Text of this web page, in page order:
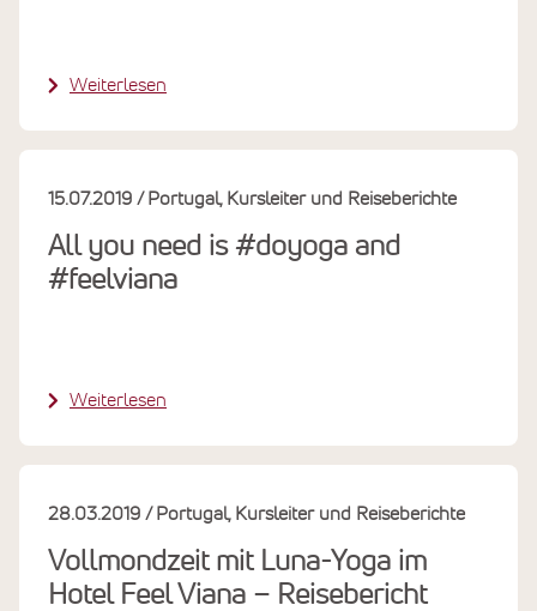
Weiterlesen
All you need is #doyoga and
#feelviana
15.07.2019 Portugal Kursleiter und Reiseberichte
Weiterlesen
Vollmondzeit mit Luna-Yoga im
Hotel Feel Viana – Reisebericht
28.03.2019 Portugal Kursleiter und Reiseberichte